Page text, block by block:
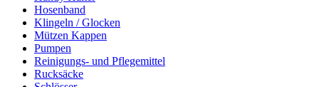
Hosenband
Klingeln / Glocken
Mützen Kappen
Pumpen
Reinigungs- und Pflegemittel
Rucksäcke